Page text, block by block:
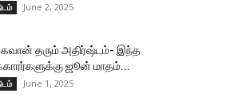
June 2, 2025
தரும் அதிர்ஷ்டம்- இந்த
ஜூன் மாதம்...
June 1, 2025